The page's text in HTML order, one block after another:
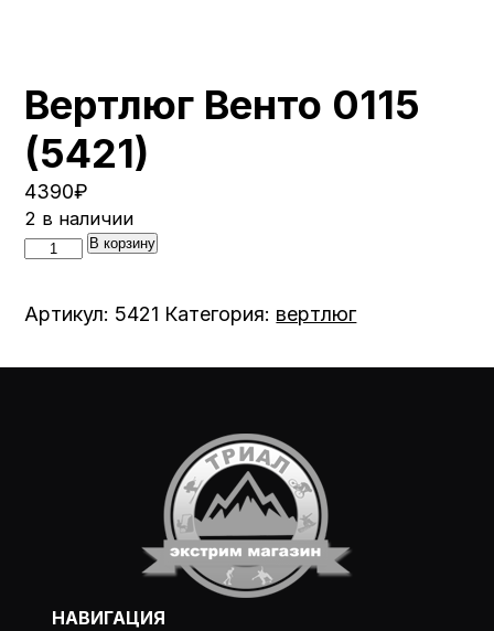
Вертлюг Венто 0115
(5421)
4390₽
2 в наличии
Количество
Венто
В корзину
Артикул: 5421 Категория: вертлюг
НАВИГАЦИЯ